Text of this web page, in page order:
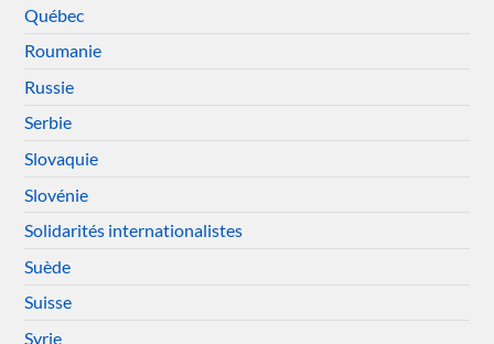
Québec
Roumanie
Russie
Serbie
Slovaquie
Slovénie
Solidarités internationalistes
Suède
Suisse
Syrie